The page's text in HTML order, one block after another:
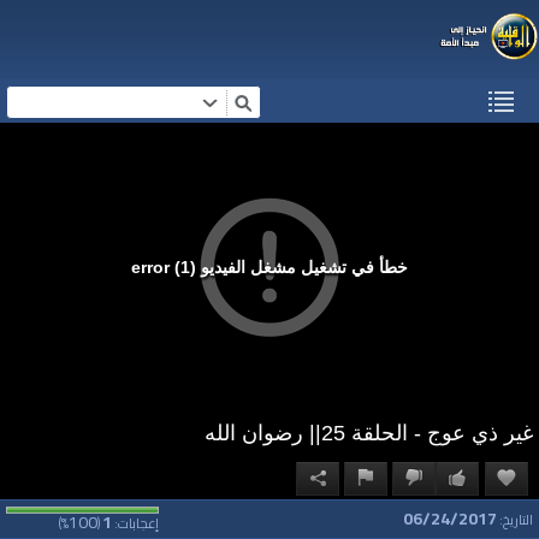
خطأ في تشغيل مشغل الفيديو (1) error
غير ذي عوج - الحلقة 25|| رضوان الله
إعجابات:1
(
100
%) التاريخ: 06/24/2017